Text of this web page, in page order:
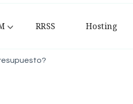
RRSS Hosting